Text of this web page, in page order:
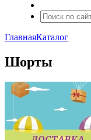
ГлавнаяКаталог
Шорты